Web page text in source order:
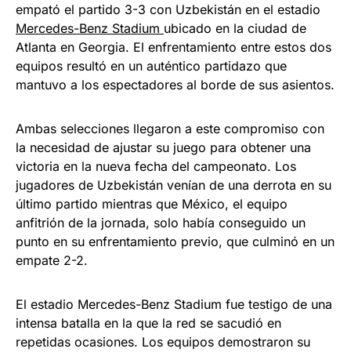
empató el partido 3-3 con Uzbekistán en el estadio
Mercedes-Benz Stadium ubicado en la ciudad de
Atlanta en Georgia. El enfrentamiento entre estos dos
equipos resultó en un auténtico partidazo que
mantuvo a los espectadores al borde de sus asientos.
Ambas selecciones llegaron a este compromiso con
la necesidad de ajustar su juego para obtener una
victoria en la nueva fecha del campeonato. Los
jugadores de Uzbekistán venían de una derrota en su
último partido mientras que México, el equipo
anfitrión de la jornada, solo había conseguido un
punto en su enfrentamiento previo, que culminó en un
empate 2-2.
El estadio Mercedes-Benz Stadium fue testigo de una
intensa batalla en la que la red se sacudió en
repetidas ocasiones. Los equipos demostraron su